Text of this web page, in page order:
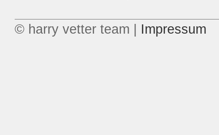
© harry vetter team | Impressum